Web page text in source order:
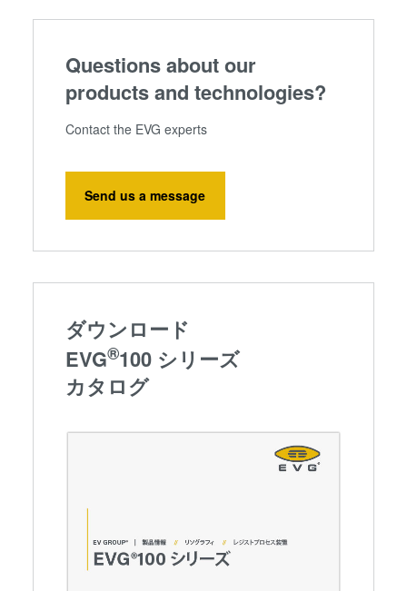
Questions about our
products and technologies?
Contact the EVG experts
Send us a message
ダウンロード
EVG®100 シリーズ
カタログ